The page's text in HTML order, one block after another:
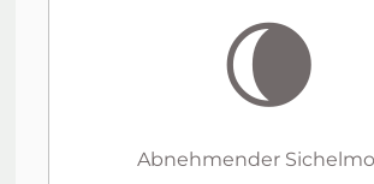
🌘
Abnehmender